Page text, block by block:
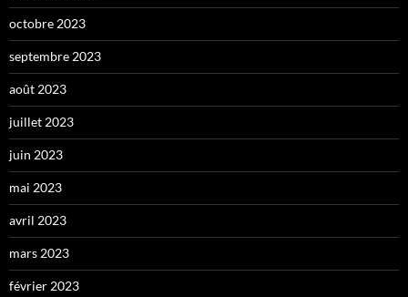
octobre 2023
septembre 2023
août 2023
juillet 2023
juin 2023
mai 2023
avril 2023
mars 2023
février 2023